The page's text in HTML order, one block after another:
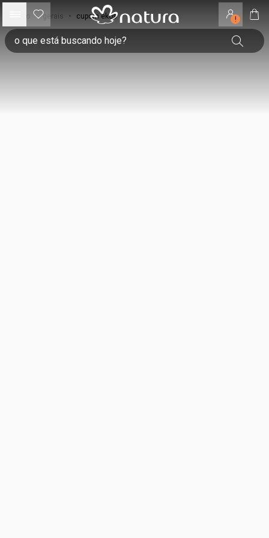
!
• gerais • cupom ekos